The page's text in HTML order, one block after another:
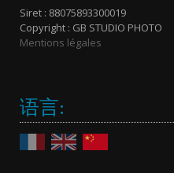
Siret : 88075893300019
Copyright : GB STUDIO PHOTO
Mentions légales
语言: